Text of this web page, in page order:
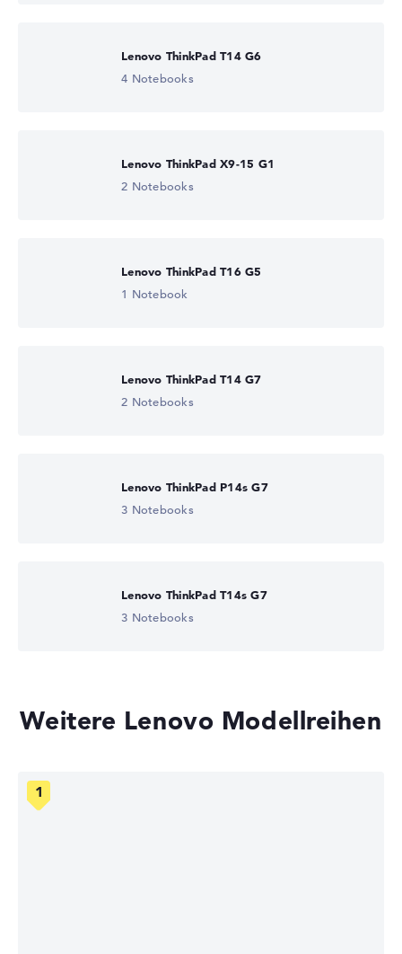
Lenovo ThinkPad T14 G6
4 Notebooks
Lenovo ThinkPad X9-15 G1
2 Notebooks
Lenovo ThinkPad T16 G5
1 Notebook
Lenovo ThinkPad T14 G7
2 Notebooks
Lenovo ThinkPad P14s G7
3 Notebooks
Lenovo ThinkPad T14s G7
3 Notebooks
Weitere Lenovo Modellreihen